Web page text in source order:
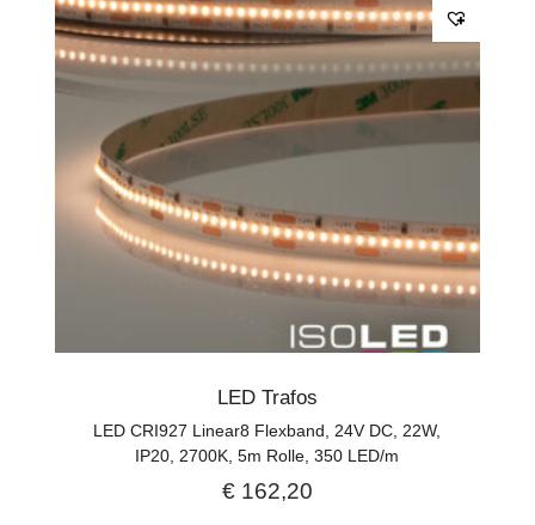
LED Trafos
LED CRI927 Linear8 Flexband, 24V DC, 22W,
IP20, 2700K, 5m Rolle, 350 LED/m
€162,20